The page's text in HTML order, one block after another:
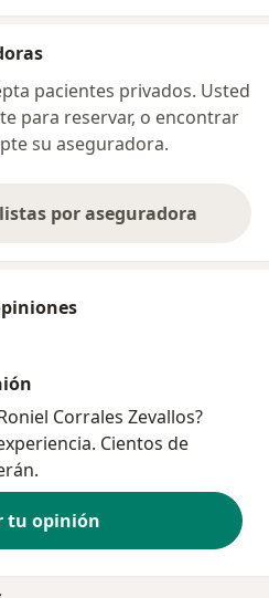
pacientes privados. Usted
para reservar, o encontrar
su aseguradora.
por aseguradora
Corrales Zevallos?
Cientos de
tu opinión